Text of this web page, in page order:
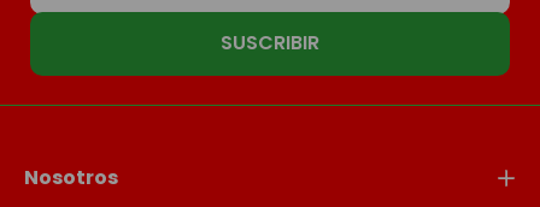
SUSCRIBIR
Nosotros